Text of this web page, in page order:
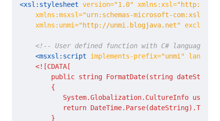
<xsl:stylesheet version="1.0" xmlns:xsl="http://
xmlns:msxsl="urn:schemas-microsoft-com:xslt"
xmlns:unmi="http://unmi.blogjava.net"
<!-- User defined function with C# language -->
<msxsl:script
implements-prefix="unmi"